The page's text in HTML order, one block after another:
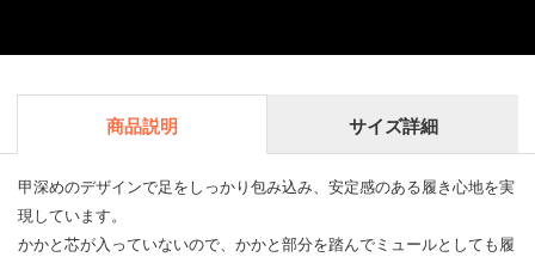
商品説明 サイズ詳細
甲深めのデザインで足をしっかり包み込み、安定感のある履き心地を実
現しています。
かかと芯が入っていないので、かかと部分を踏んでミュールとしても履